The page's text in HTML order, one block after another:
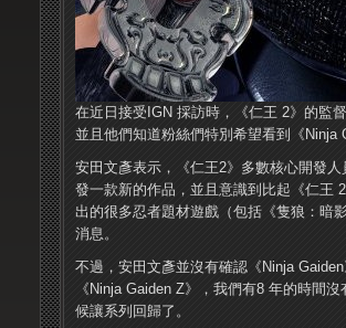
在近日接受IGN 採訪時，《仁王 2》的監
並且他們知道粉絲們特別希望看到《Ninja
安田文彥表示，《仁王2》多數核心開發
發一款新的作品，並且意識到比起《仁王
出的很多忍者題材遊戲（包括《隻狼：暗
消息。
不過，安田文彥並沒有確認《Ninja
《Ninja Gaiden Z》，我們有8 年的時間
候讓系列回歸了。